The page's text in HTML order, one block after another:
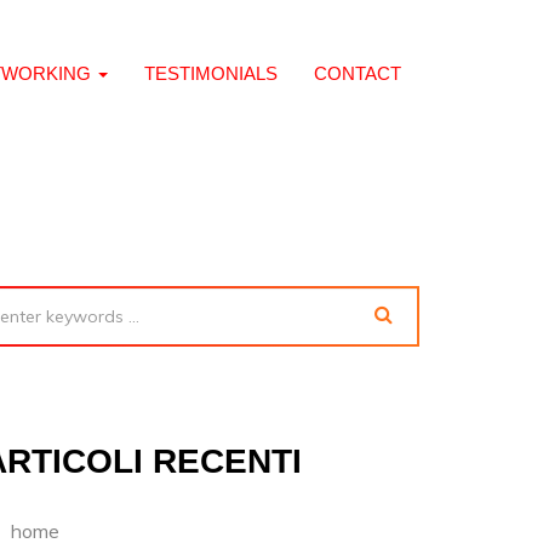
TESTIMONIALS CONTACT
RECENTI
home